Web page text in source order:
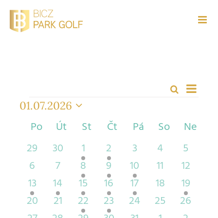
obsah
Navigace
hledání
a
zobrazení
Akce
Hledat
Akce
Měsíc
AKCE
01.07.2026
datum.
Kalendář
Akce
PoPondělí
Út Úterý
StStředa
Čt Čtvrtek
Pá Pátek
So Sobota
Ne
0
akce
29 0
akce
30 1
akce
1 1
akce
2 0
akce
3 0
akce
4 0
akce
5
0
akce
6 0
akce
7 1
akce
8 3
akce
9 1
akce
10 0
akce
11 0
akce
12
2
akce
13 1
akce
14 2
akce
15 2
akce
16 1
akce
17 0
akce
18 1
akce
19
0
20 0
21 1
22 2
23 0
24 0
25 0
26